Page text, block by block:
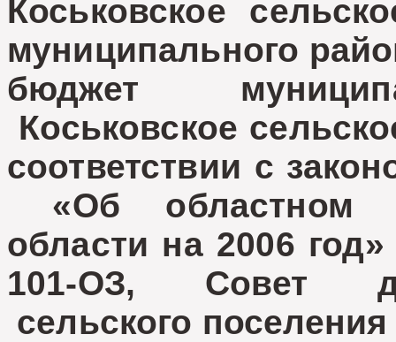
Коськовское
муниципального
бюджет
Коськовское
соответствии с
«Об областном
области на 2006
101-ОЗ, Совет
сельского